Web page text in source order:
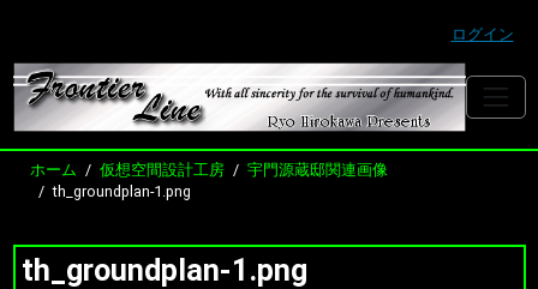
ログイン
ホーム 仮想空間設計工房
宇門源蔵邸関連画像
th_groundplan-1.png
th_groundplan-1.png